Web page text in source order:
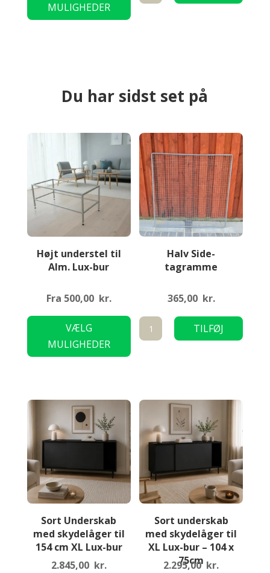
MULIGHEDER
vælges
på
Medium
TIL KURV
Du har sidst set på
Højt understel til
Alm. Lux-bur
Fra 500,00 kr.
VÆLG
MULIGHEDER
Dette
kan
vælges
på
varesiden
Halv Side-
tagramme
365,00 kr.
Halv
Side-
TILFØJ
TIL KURV
Sort Underskab
med skydelåger til
154 cm XL Lux-bur
2.845,00 kr.
Sort underskab
med skydelåger til
XL Lux-bur – 104 x
75cm
2.295,00 kr.